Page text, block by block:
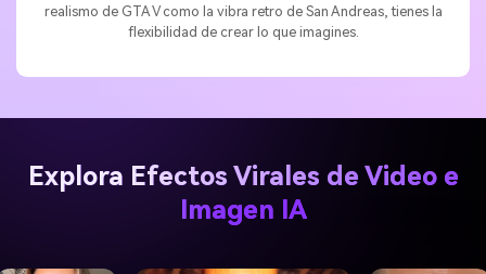
realismo de GTA V como la vibra retro de San Andreas, tienes la
flexibilidad de crear lo que imagines.
Explora Efectos Virales de Video e
Imagen IA